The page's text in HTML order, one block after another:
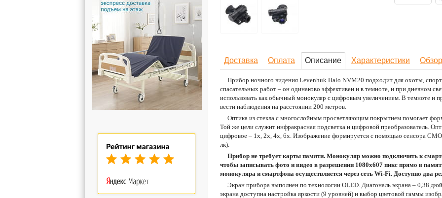
Доставка Оплата Описание Характеристики
Прибор ночного видения Levenhuk Halo NVM20 подходит для охоты,
спасательных работ – он одинаково эффективен и в темноте, и при дневном
использовать как обычный монокуляр с цифровым увеличением. В темноте и
вести наблюдения на расстоянии 200 метров.
Оптика из стекла с многослойным просветляющим покрытием помогает
Той же цели служит инфракрасная подсветка и цифровой преобразователь.
цифровое – 1х, 2х, 4х, 6х. Изображение формируется с помощью сенсора
лк).
Прибор не требует карты памяти. Монокуляр можно подключить к
чтобы записывать фото и видео в разрешении 1080x607 пикс прямо в
монокуляра и смартфона осуществляется через сеть Wi-Fi. Доступно два
Экран прибора выполнен по технологии OLED. Диагональ экрана – 0,38
экрана доступна настройка яркости (9 уровней) и выбор цветовой гаммы